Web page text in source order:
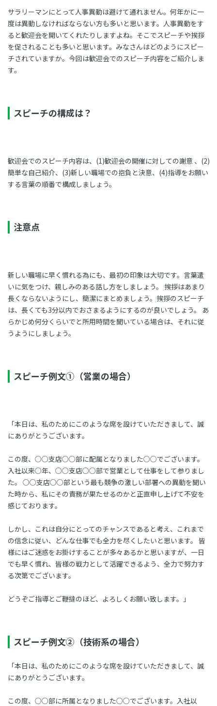
サラリーマンにとって人事異動は避けて通れません。何年かに一
度は異動しなければならない方も多いと思います。人事異動をす
ると歓迎会を開いてくれたりしますよね。そこでスピーチや挨拶
を促されることも多いと思います。みなさんはどのようにスピー
チされていますか。今回は歓迎会でのスピーチ内容をご紹介しま
す。
スピーチの構成は？
歓迎会でのスピーチ内容は、(1)歓迎会の開催に対しての謝意 、(2)
簡単な自己紹介、(3)新しい職場での抱負と決意、(4)指導をお願い
する言葉の順番で構成しましょう。
注意点
新しい職場に早く慣れる為にも、最初の印象は大切です。言葉遣
いに気をつけ、親しみのある話し方をしましょう。 挨拶はあまり
長くならないようにし、簡潔にまとめましょう。挨拶のスピーチ
は、長くても3分以内でおさまるようにするのが良いでしょう。 あ
らかじめ何分くらいでと所用時間を聞いている場合は、それに従
うようにしましょう。
スピーチ例文①（営業の場合）
「本日は、私のためにこのような席を設けていただきまして、誠
にありがとうございます。
この度、○○支店○○部に配属となりました○○でございます。
入社以来○年、○○支店○○部で営業として仕事をして参りまし
た。 ○○支店○○部という最も競争の激しい部署への異動を聞い
た時から、私にその責務が果たせるのかと正直申し上げて不安を
感じております。
しかし、これは自分にとってのチャンスであると考え、これまで
の信念に従い、どんな仕事でも全力を尽くしたいと思います。 皆
様にはご迷惑をお掛けすることが多々あるかと思いますが、一日
でも早く慣れ、皆様の戦力として活躍できるよう、全力で努力す
る次第でございます。
どうぞご指導とご鞭撻のほど、よろしくお願い致します。」
スピーチ例文②（技術系の場合）
「本日は、私のためにこのような席を設けていただきまして、誠
にありがとうございます。
この度、○○部に所属となりました○○でございます。入社以